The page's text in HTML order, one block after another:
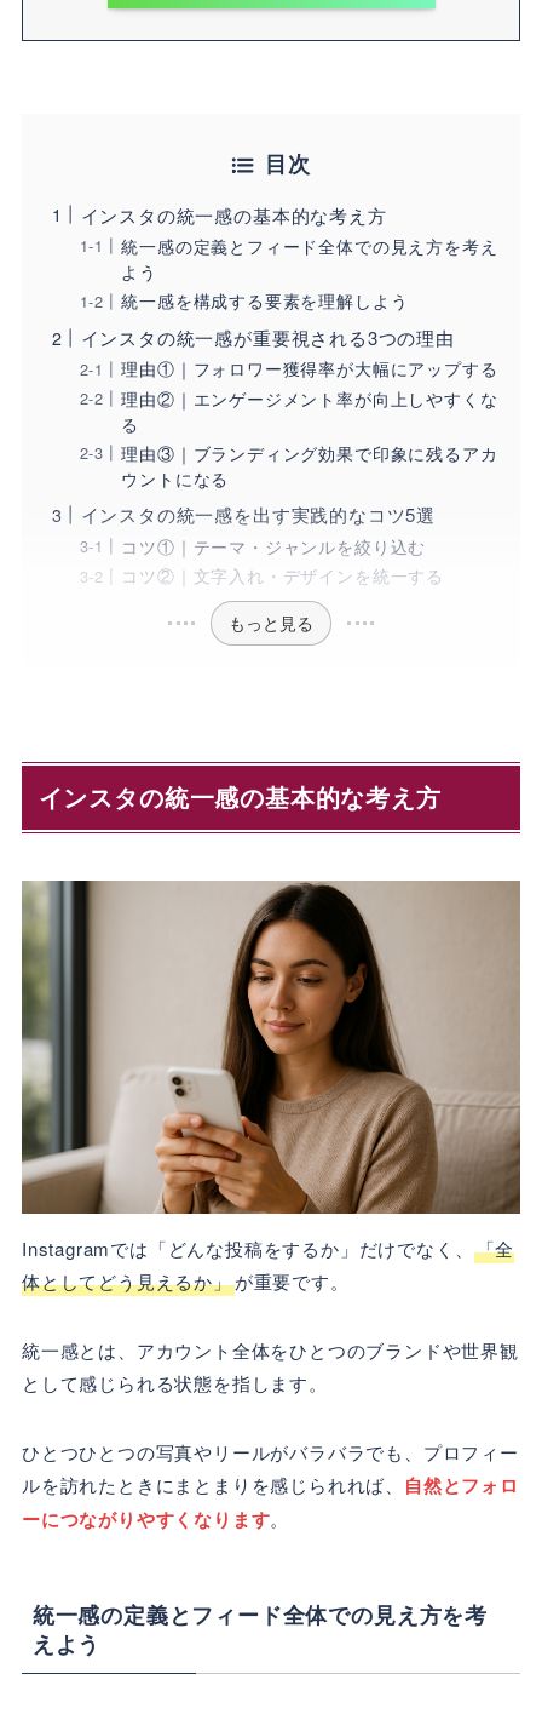
目次
インスタの統一感の基本的な考え方
統一感の定義とフィード全体での見え方を考え
よう
統一感を構成する要素を理解しよう
インスタの統一感が重要視される3つの理由
理由①｜フォロワー獲得率が大幅にアップする
理由②｜エンゲージメント率が向上しやすくな
る
理由③｜ブランディング効果で印象に残るアカ
ウントになる
インスタの統一感を出す実践的なコツ5選
コツ①｜テーマ・ジャンルを絞り込む
コツ②｜文字入れ・デザインを統一する
もっと見る
インスタの統一感の基本的な考え方
Instagramでは「どんな投稿をするか」だけでなく、 「全
体としてどう見えるか」が重要です。
統一感とは、アカウント全体をひとつのブランドや世界観
として感じられる状態を指します。
ひとつひとつの写真やリールがバラバラでも、プロフィー
ルを訪れたときにまとまりを感じられれば、 自然とフォロ
ーにつながりやすくなります。
統一感の定義とフィード全体での見え方を考
えよう